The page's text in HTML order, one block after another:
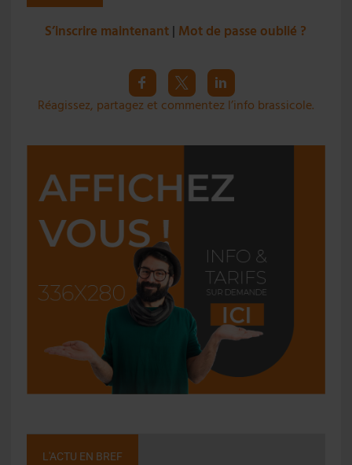
S’inscrire maintenant | Mot de passe oublié ?
Réagissez, partagez et commentez l’info brassicole.
L'ACTU EN BREF